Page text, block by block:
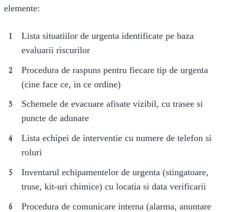
elemente:
Lista situatiilor de urgenta identificate pe baza
evaluarii riscurilor
Procedura de raspuns pentru fiecare tip de urgenta
(cine face ce, in ce ordine)
Schemele de evacuare afisate vizibil, cu trasee si
puncte de adunare
Lista echipei de interventie cu numere de telefon si
roluri
Inventarul echipamentelor de urgenta (stingatoare,
truse, kit-uri chimice) cu locatia si data verificarii
Procedura de comunicare interna (alarma, anuntare